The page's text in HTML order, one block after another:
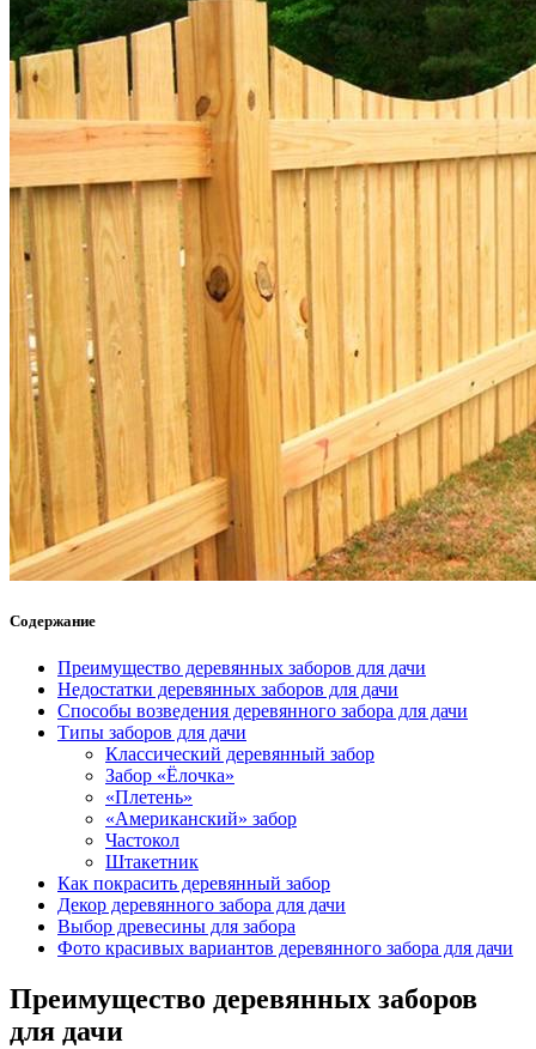
Содержание
Преимущество деревянных заборов для дачи
Недостатки деревянных заборов для дачи
Способы возведения деревянного забора для дачи
Типы заборов для дачи
Классический деревянный забор
Забор «Ёлочка»
«Плетень»
«Американский» забор
Частокол
Штакетник
Как покрасить деревянный забор
Декор деревянного забора для дачи
Выбор древесины для забора
Фото красивых вариантов деревянного забора для дачи
Преимущество деревянных заборов
для дачи